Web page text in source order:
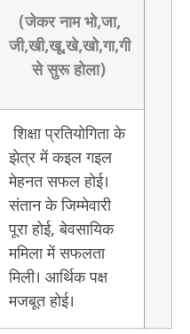
(जेकर नाम भो,जा,
जी,खी,खू,खे,खो,गा,गी
से सुरू होला)
शिक्षा प्रतियोगिता के
झेत्र में कइल गइल
मेहनत सफल होई।
संतान के जिम्मेवारी
पूरा होई, बेवसायिक
ममिला में सफलता
मिली। आर्थिक पक्ष
मजबूत होई।